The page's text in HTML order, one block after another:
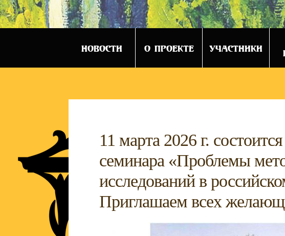
НОВОСТИ О ПРОЕКТЕ УЧАСТНИКИ
11 марта 2026 г.
семинара «Проблемы
исследований в
Приглашаем всех